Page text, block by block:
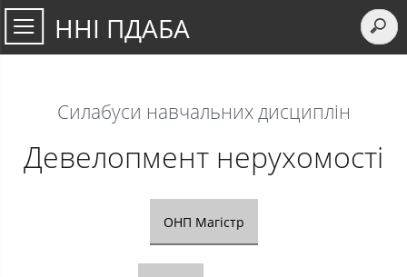
ННІ ПДАБА
Силабуси навчальних дисциплiн
Девелопмент нерухомості
ОНП Магістр